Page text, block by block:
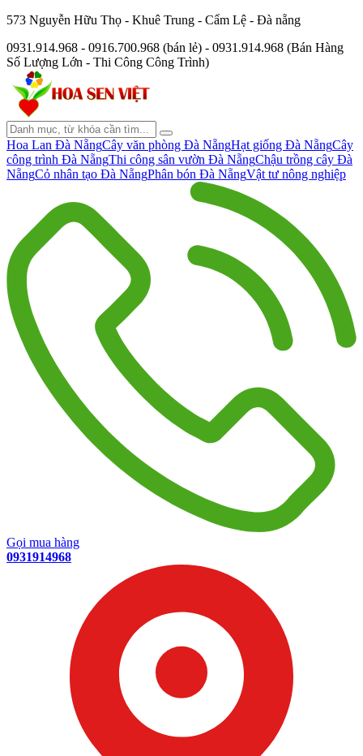
573 Nguyễn Hữu Thọ - Khuê Trung - Cẩm Lệ - Đà nẵng
0931.914.968 - 0916.700.968 (bán lẻ) - 0931.914.968 (Bán Hàng
Số Lượng Lớn - Thi Công Công Trình)
Hoa Lan Đà NẵngCây văn phòng Đà NẵngHạt giống Đà NẵngCây
công trình Đà NẵngThi công sân vườn Đà NẵngChậu trồng cây Đà
NẵngCỏ nhân tạo Đà NẵngPhân bón Đà NẵngVật tư nông nghiệp
Gọi mua hàng
0931914968